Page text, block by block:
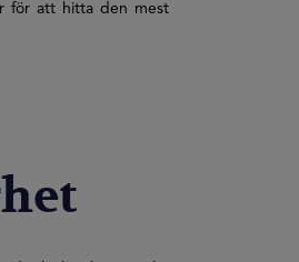
för att hitta den mest